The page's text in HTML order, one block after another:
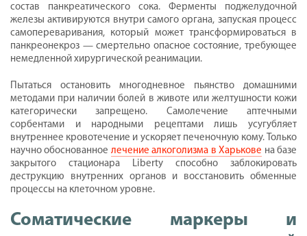
состав панкреатического сока. Ферменты поджелудочной
железы активируются внутри самого органа, запуская процесс
самопереваривания, который может трансформироваться в
панкреонекроз — смертельно опасное состояние, требующее
немедленной хирургической реанимации.
Пытаться остановить многодневное пьянство домашними
методами при наличии болей в животе или желтушности кожи
категорически запрещено. Самолечение аптечными
сорбентами и народными рецептами лишь усугубляет
внутреннее кровотечение и ускоряет печеночную кому. Только
научно обоснованное лечение алкоголизма в Харькове на базе
закрытого стационара Liberty способно заблокировать
деструкцию внутренних органов и восстановить обменные
процессы на клеточном уровне.
Соматические маркеры и